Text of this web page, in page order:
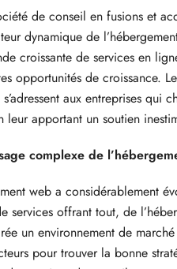
de conseil en fusions et
dynamique de
croissante de services en
opportunités de croissance.
aux entreprises
leur apportant un soutien
complexe de
web a considérablement
services offrant tout, de
un environnement de
pour trouver la bonne